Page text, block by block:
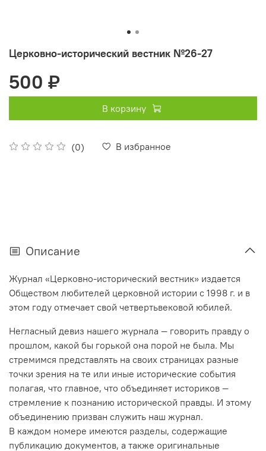
Церковно-исторический вестник №26-27
(0) В избранное
500 ₽
В корзину
Описание
Журнал «Церковно-исторический вестник» издается
Обществом любителей церковной истории с 1998 г. и в
этом году отмечает свой четвертьвековой юбилей.
Негласный девиз нашего журнала — говорить правду о
прошлом, какой бы горькой она порой не была. Мы
стремимся представлять на своих страницах разные
точки зрения на те или иные исторические события
полагая, что главное, что объединяет историков —
стремление к познанию исторической правды. И этому
объединению призван служить наш журнал.
В каждом номере имеются разделы, содержащие
публикацию документов, а также оригинальные